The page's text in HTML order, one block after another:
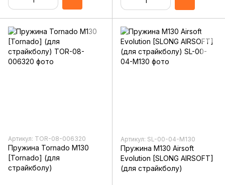
Артикул: TOR-08-006320
Пружина Tornado M130
[Tornado] (для
страйкболу)
Артикул: SL-00-04-M130
Пружина M130 Airsoft
Evolution [SLONG AIRSOFT]
(для страйкболу)